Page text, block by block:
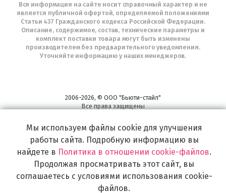
Вся информация на сайте носит справочный характер и не
является публичной офертой, определяемой положениями
Статьи 437 Гражданского кодекса Российской Федерации.
Описание, содержимое, состав, технические параметры и
комплект поставки товара могут быть изменены
производителем без предварительного уведомления.
Уточняйте информацию у наших менеджеров.
2006-2026, © ООО "Бьюти-стайл"
Все права защищены
Широкий выбор инструментов, аксессуаров и принадлежностей для
воплощения
самых изысканных и необычных идей по созданию Вашего образа и стиля.
Мы используем файлы cookie для улучшения
работы сайта. Подробную информацию вы
найдете в Политика в отношении cookie-файлов.
Продолжая просматривать этот сайт, вы
соглашаетесь с условиями использования cookie-
файлов.